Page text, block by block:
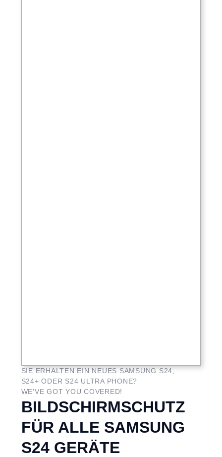
SIE ERHALTEN EIN NEUES SAMSUNG S24,
S24+ ODER S24 ULTRA PHONE?
WE'VE GOT YOU COVERED!
BILDSCHIRMSCHUTZ
FÜR ALLE SAMSUNG
S24 GERÄTE